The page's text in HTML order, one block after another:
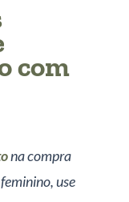
com
na compra
use